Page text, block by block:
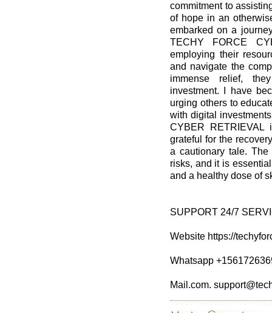
commitment to
of hope in an
embarked on a
TECHY FORCE
employing their
and navigate the
immense relief,
investment. I have
urging others to
with digital
CYBER
grateful for the
a cautionary tale.
risks, and it is
and a healthy dose of
SUPPORT 24/7
Website https://
Whatsapp
Mail.com.